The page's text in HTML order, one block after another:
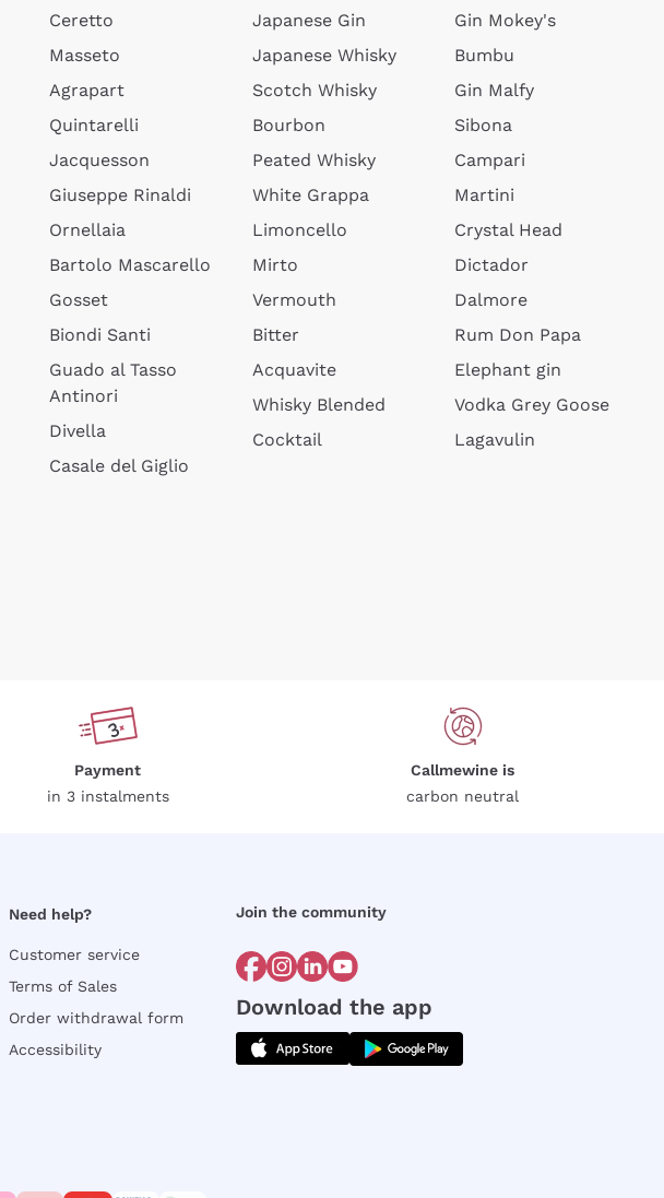
Ceretto
Masseto
Agrapart
Quintarelli
Jacquesson
Giuseppe Rinaldi
Ornellaia
Bartolo Mascarello
Gosset
Biondi Santi
Guado al Tasso
Antinori
Divella
Casale del Giglio
Japanese Gin
Japanese Whisky
Scotch Whisky
Bourbon
Peated Whisky
White Grappa
Limoncello
Mirto
Vermouth
Bitter
Acquavite
Whisky Blended
Cocktail
Gin Mokey's
Bumbu
Gin Malfy
Sibona
Campari
Martini
Crystal Head
Dictador
Dalmore
Rum Don Papa
Elephant gin
Vodka Grey Goose
Lagavulin
Payment
in 3 instalments
Callmewine is
carbon neutral
Need help?
Customer service
Terms of Sales
Order withdrawal form
Accessibility
Join the community
Download the app